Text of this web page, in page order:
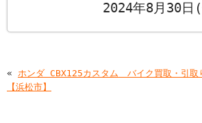
2024年8月30
« ホンダ CBX125カスタム バイク買取・引
【浜松市】